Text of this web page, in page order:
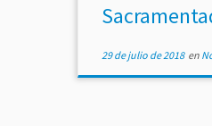
29 de julio de 2018en